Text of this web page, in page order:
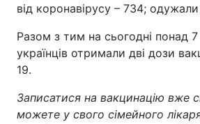
від коронавірусу – 734;
Разом з тим на сьогодні понад
українців отримали дві дози
19.
Записатися на вакцинацію вже
можете у свого сімейного